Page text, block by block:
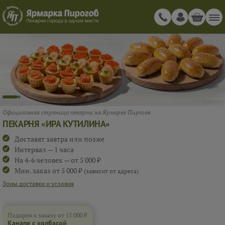
КУТИЛИНА»
пекарни на Ярмарке Пирогов
или позже
— от 5 000 ₽
5 000 ₽(зависит от адреса)
Подарок к заказу от 15 000 ₽
Канапе с колбасой